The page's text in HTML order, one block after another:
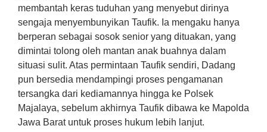
membantah keras tuduhan yang menyebut dirinya
sengaja menyembunyikan Taufik. Ia mengaku hanya
berperan sebagai sosok senior yang dituakan, yang
dimintai tolong oleh mantan anak buahnya dalam
situasi sulit. Atas permintaan Taufik sendiri, Dadang
pun bersedia mendampingi proses pengamanan
tersangka dari kediamannya hingga ke Polsek
Majalaya, sebelum akhirnya Taufik dibawa ke Mapolda
Jawa Barat untuk proses hukum lebih lanjut.